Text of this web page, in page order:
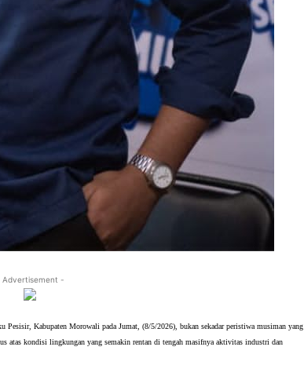
-
Pesisir, Kabupaten Morowali pada Jumat, (8/5/2026), bukan sekadar peristiwa musiman yang
atas kondisi lingkungan yang semakin rentan di tengah masifnya aktivitas industri dan